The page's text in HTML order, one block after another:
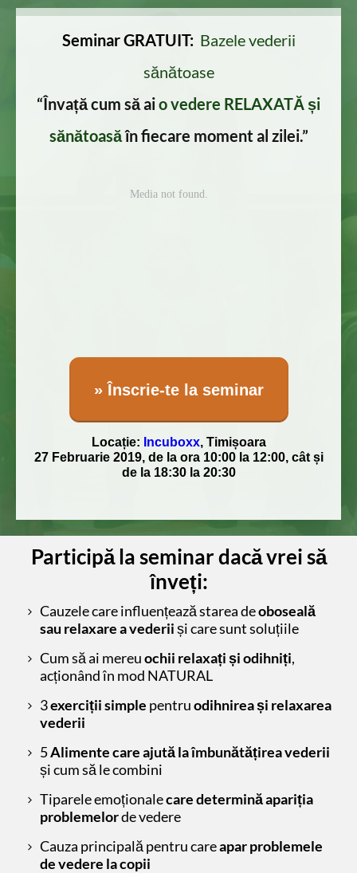
Seminar GRATUIT: Bazele vederii
sănătoase
“Învață cum să aio vedere RELAXATĂ și
sănătoasăîn fiecare moment al zilei.”
» Înscrie-te la seminar
Locație: ​Incuboxx, ​Timișoara
​27 Februarie 2019, de la ora 10:00 la 12:00, cât și
de la 18:30 la 20:30
Participă la seminar dacă vrei să
înveți:
Cauzele care influențează starea deoboseală
sau relaxare a vederiiși care sunt soluțiile
Cum să ai mereuochii relaxați și odihniți,
acționând în mod NATURAL
3exerciții simple pentruodihnirea și relaxarea
vederii
5Alimente care ajută la îmbunătățirea vederii
și cum să le combini
Tiparele emoționalecare determină apariția
problemelorde vedere
Cauza principală pentru careapar problemele
de vedere la copii